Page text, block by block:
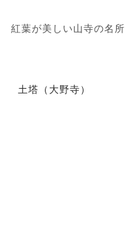
紅葉が美しい山寺の名所
土塔（大野寺）